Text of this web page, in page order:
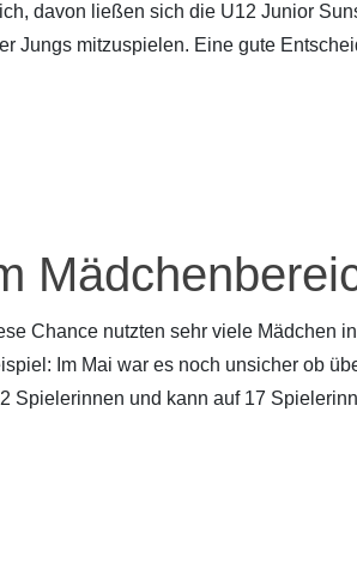
davon ließen sich die U12 Junior
Jungs mitzuspielen. Eine gute
Chance nutzten sehr viele Mädchen
Im Mai war es noch unsicher ob
Spielerinnen und kann auf 17